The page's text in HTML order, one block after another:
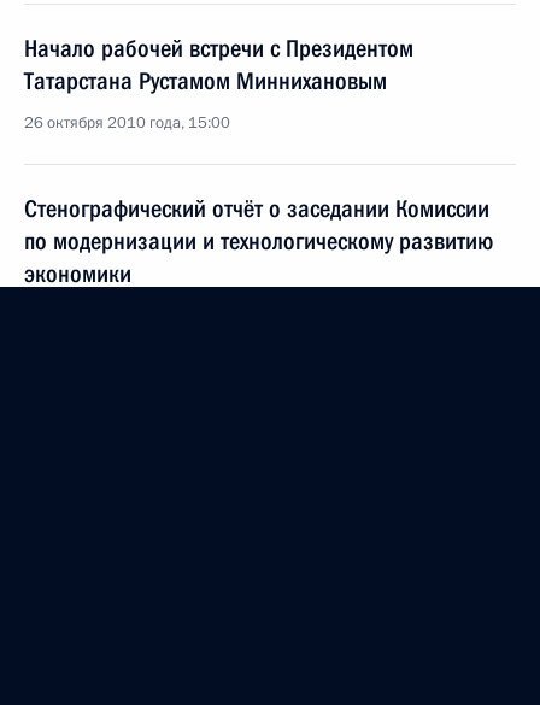
Начало рабочей встречи с Президентом
Татарстана Рустамом Миннихановым
26 октября 2010 года, 15:00
Стенографический отчёт о заседании Комиссии
по модернизации и технологическому развитию
экономики